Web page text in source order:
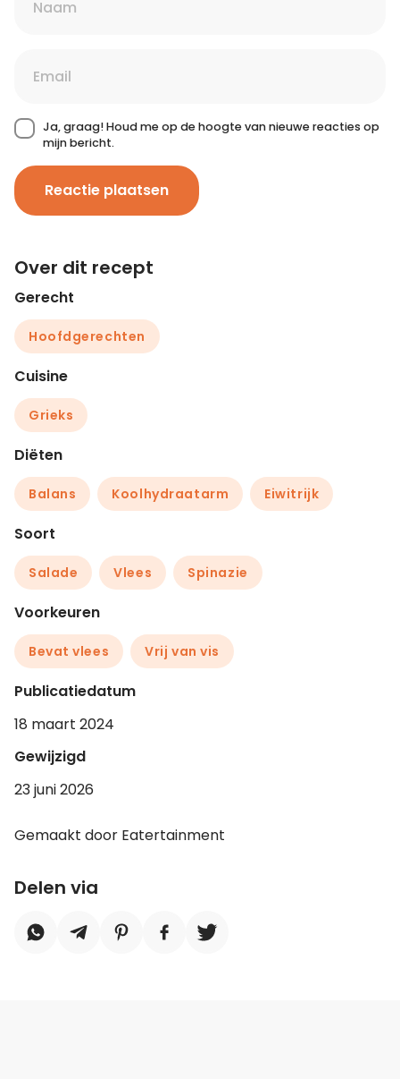
Ja, graag! Houd me op de hoogte van nieuwe reacties op
mijn bericht.
Reactie plaatsen
Over dit recept
Gerecht
Hoofdgerechten
Cuisine
Grieks
Diëten
Balans Koolhydraatarm Eiwitrijk
Soort
Salade Vlees Spinazie
Voorkeuren
Bevat vlees Vrij van vis
Publicatiedatum
18 maart 2024
Gewijzigd
23 juni 2026
Gemaakt door Eatertainment
Delen via